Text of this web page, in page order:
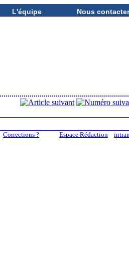
L'équipe Nous contacter
Espace Rédaction
Corrections ?